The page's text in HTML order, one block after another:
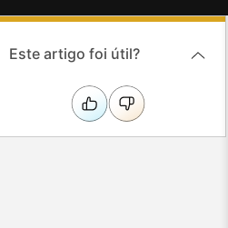
Este artigo foi útil?